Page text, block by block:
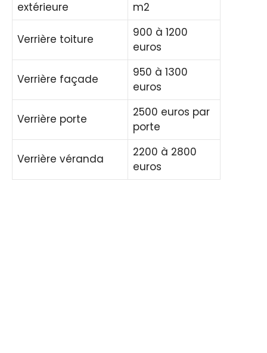
extérieure
m2
Verrière toiture
900 à 1200
euros
Verrière façade
950 à 1300
euros
Verrière porte
2500 euros par
porte
Verrière véranda
2200 à 2800
euros